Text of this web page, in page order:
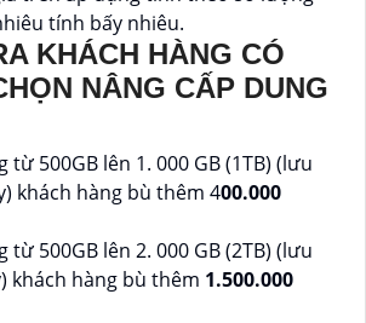
tính bấy nhiêu.
KHÁCH HÀNG CÓ
NÂNG CẤP DUNG
từ 500GB lên 1. 000 GB (1TB) (lưu
khách hàng bù thêm 400.000
từ 500GB lên 2. 000 GB (2TB) (lưu
khách hàng bù thêm 1.500.000